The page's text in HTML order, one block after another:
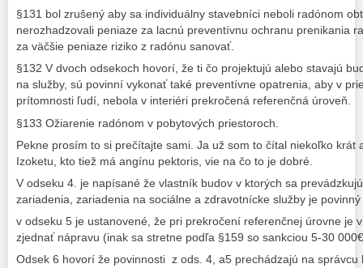
§131 bol zrušený aby sa individuálny stavebníci neboli radónom
nerozhadzovali peniaze za lacnú preventívnu ochranu prenikania
za väčšie peniaze riziko z radónu sanovať.
§132 V dvoch odsekoch hovorí, že ti čo projektujú alebo stavajú
na služby, sú povinní vykonať také preventívne opatrenia, aby v
prítomnosti ľudí, nebola v interiéri prekročená referenčná úroveň.
§133 Ožiarenie radónom v pobytových priestoroch.
Pekne prosím to si prečítajte sami. Ja už som to čítal niekoľko krát
Izoketu, kto tiež má angínu pektoris, vie na čo to je dobré.
V odseku 4. je napísané že vlastník budov v ktorých sa
zariadenia, zariadenia na sociálne a zdravotnícke služby je
v odseku 5 je ustanovené, že pri prekročení referenčnej úrovne je
zjednať nápravu (inak sa stretne podľa §159 so sankciou 5-30
Odsek 6 hovorí že povinnosti z ods. 4, a5 prechádzajú na správcu